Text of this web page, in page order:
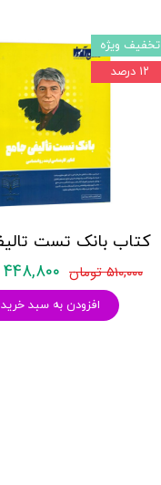
۵۱۰,۰۰۰ تومان ۴۴۸,۸۰۰ تومان
افزودن به سبد خرید
تخفیف ویژه
۱۲ درصد